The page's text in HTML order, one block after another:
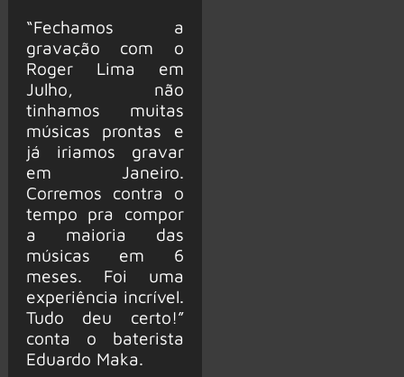
“Fechamos a
gravação com o
Roger Lima em
Julho, não
tinhamos muitas
músicas prontas e
já iriamos gravar
em Janeiro.
Corremos contra o
tempo pra compor
a maioria das
músicas em 6
meses. Foi uma
experiência incrível.
Tudo deu certo!”
conta o baterista
Eduardo Maka.